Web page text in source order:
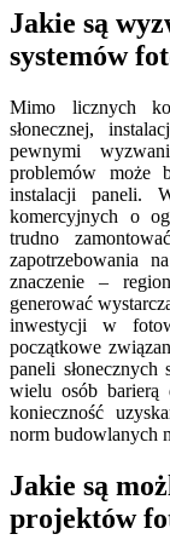
Jakie są
systemów
Mimo licznych
słonecznej,
pewnymi
problemów może
instalacji paneli.
komercyjnych o
trudno
zapotrzebowania
znaczenie –
generować
inwestycji w
początkowe
paneli
wielu osób barierą
konieczność
norm budowlanych
Jakie są
projektów